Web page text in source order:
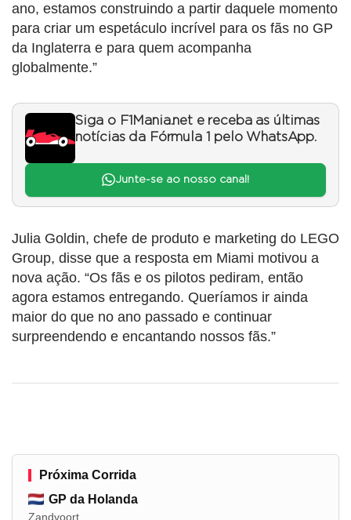
ano, estamos construindo a partir daquele momento
para criar um espetáculo incrível para os fãs no GP
da Inglaterra e para quem acompanha
globalmente.”
Siga o F1Mania.net e receba as últimas
notícias da Fórmula 1 pelo WhatsApp.
Junte-se ao nosso canal!
Julia Goldin, chefe de produto e marketing do LEGO
Group, disse que a resposta em Miami motivou a
nova ação. “Os fãs e os pilotos pediram, então
agora estamos entregando. Queríamos ir ainda
maior do que no ano passado e continuar
surpreendendo e encantando nossos fãs.”
Próxima Corrida
GP da Holanda
Zandvoort